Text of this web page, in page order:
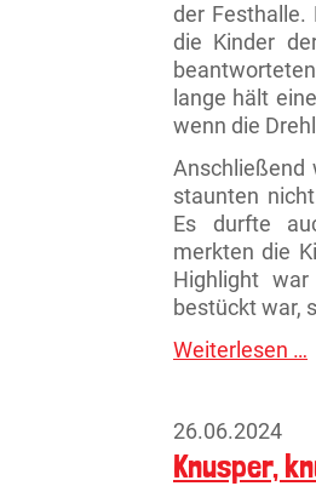
der Festhalle.
die Kinder
lange hält
wenn die
Anschließend
staunten
Es durfte
merkten die
Highlight
bestückt war,
Weiterlesen …
26.06.2024
Knusper,